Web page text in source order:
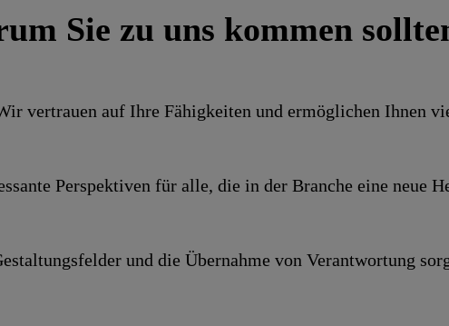
Sie zu uns kommen
vertrauen auf Ihre Fähig­keiten und ermög­lichen Ihnen
Perspek­tiven für alle, die in der Branche eine neue
und die Über­nahme von Ver­ant­wor­tung